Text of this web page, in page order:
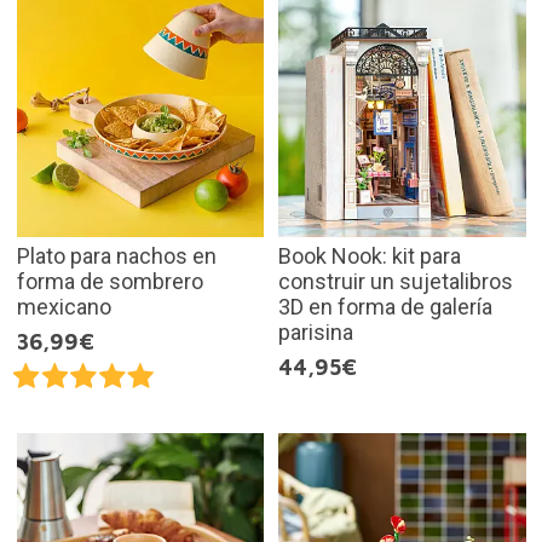
Plato para nachos en
forma de sombrero
mexicano
36,99€
Book Nook: kit para
construir un sujetalibros
3D en forma de galería
parisina
44,95€